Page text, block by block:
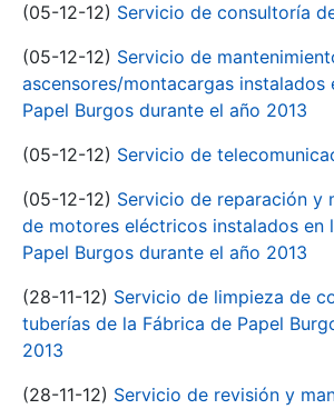
(05-12-12) Servicio de consultoría
(05-12-12) Servicio de
ascensores/montacargas instalados
Papel Burgos durante el año 2013
(05-12-12) Servicio de
(05-12-12) Servicio de reparación y
de motores eléctricos instalados en
Papel Burgos durante el año 2013
(28-11-12) Servicio de limpieza de
tuberías de la Fábrica de Papel
2013
(28-11-12) Servicio de revisión y